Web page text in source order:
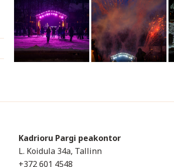
Kadrioru Pargi peakontor
L. Koidula 34a, Tallinn
+372 601 4548